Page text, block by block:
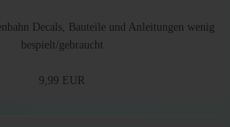
Decals, Bauteile und Anleitungen wenig
bespielt/gebraucht
9,99 EUR